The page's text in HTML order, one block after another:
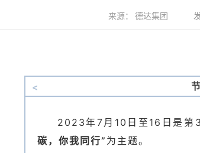
来源： 德达集团
<
2023年7月10日至16日是第
碳，你我同行” 为主题。